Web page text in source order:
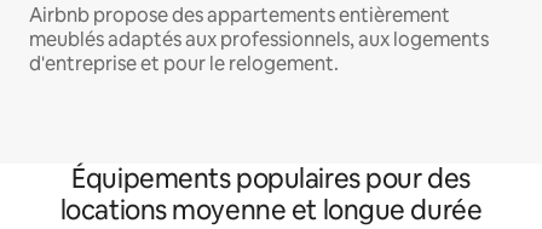
Airbnb propose des appartements entièrement
meublés adaptés aux professionnels, aux logements
d'entreprise et pour le relogement.
Équipements populaires pour des
locations moyenne et longue durée